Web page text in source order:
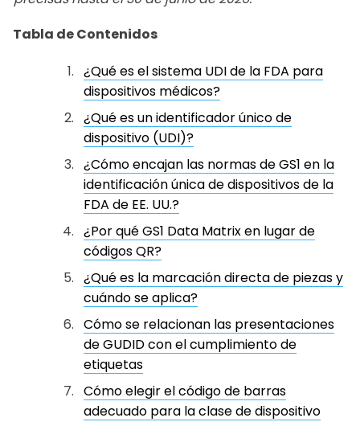
Tabla de Contenidos
¿Qué es el sistema UDI de la FDA para
dispositivos médicos?
¿Qué es un identificador único de
dispositivo (UDI)?
¿Cómo encajan las normas de GS1 en la
identificación única de dispositivos de la
FDA de EE. UU.?
¿Por qué GS1 Data Matrix en lugar de
códigos QR?
¿Qué es la marcación directa de piezas y
cuándo se aplica?
Cómo se relacionan las presentaciones
de GUDID con el cumplimiento de
etiquetas
Cómo elegir el código de barras
adecuado para la clase de dispositivo